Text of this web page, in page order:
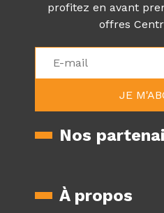
profitez en avant
offres
Nos
À propos